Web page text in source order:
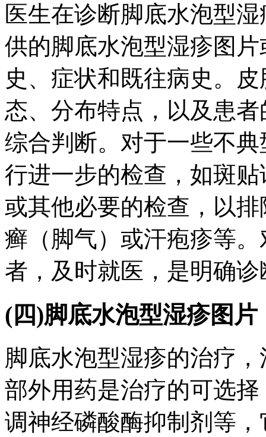
医生在诊断脚底水泡型
供的脚底水泡型湿疹图
史、症状和既往病史。
态、分布特点，以及患
综合判断。对于一些不
行进一步的检查，如斑
或其他必要的检查，以
癣（脚气）或汗疱疹等
者，及时就医，是明确
(四)脚底水泡型湿疹图
脚底水泡型湿疹的治疗
部外用药是治疗的可选
调神经磷酸酶抑制剂等